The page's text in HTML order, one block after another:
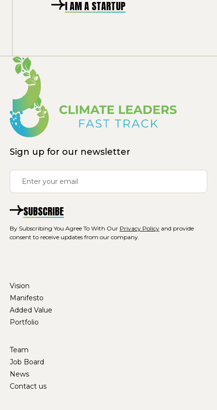
I AM A STARTUP
Sign up for our newsletter
SUBSCRIBE
By Subscribing You Agree To With Our Privacy Policy and provide
consent to receive updates from our company.
Vision
Manifesto
Added Value
Portfolio
Team
Job Board
News
Contact us